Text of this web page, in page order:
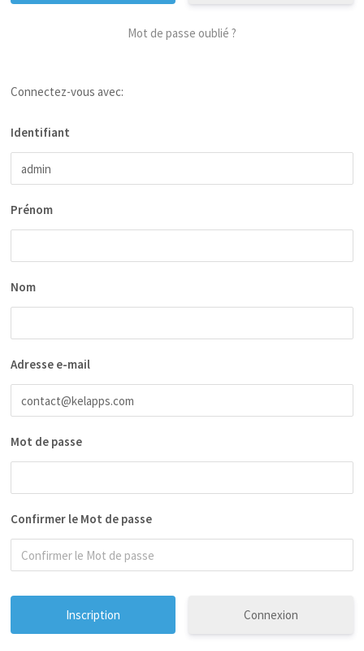
Mot de passe oublié ?
Connectez-vous avec:
Identifiant
Prénom
Nom
Adresse e-mail
Mot de passe
Confirmer le Mot de passe
Connexion